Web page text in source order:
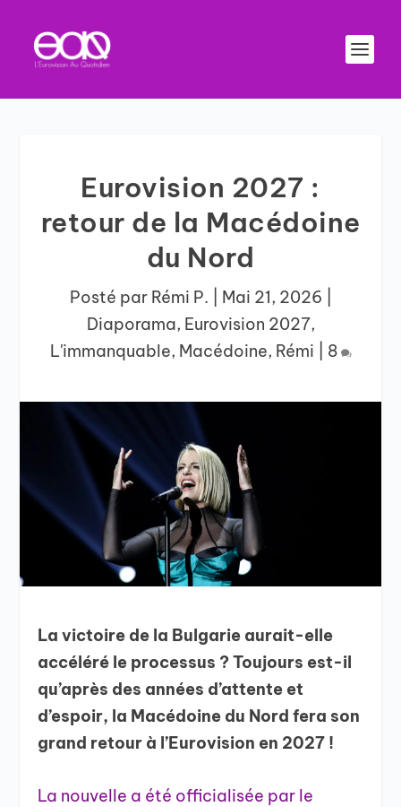
Eurovision 2027 :
retour de la Macédoine
du Nord
Posté par Rémi P. Mai 21, 2026
Diaporama, Eurovision 2027,
L'immanquable, Macédoine, Rémi 8
La victoire de la Bulgarie aurait-elle
accéléré le processus ? Toujours est-il
qu’après des années d’attente et
d’espoir, la Macédoine du Nord fera son
grand retour à l’Eurovision en 2027 !
La nouvelle a été officialisée par le